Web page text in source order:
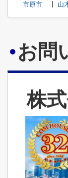
市原市 山
お問
株